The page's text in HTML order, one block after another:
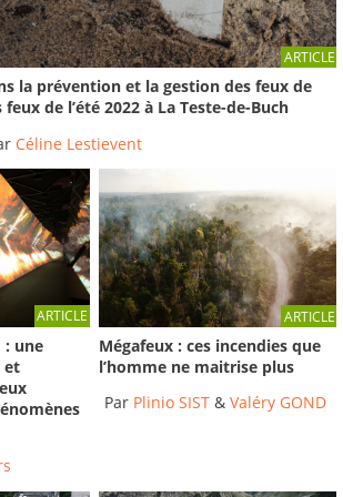
Incendie à La Teste-de-Buch en Gironde :
évacuation des...
Reportage du 14/07/2022
-France 3 Nouvelle-Aquitaine
ARTICLE
la prévention et la gestion des feux de
de l’été 2022 à La Teste-de-Buch
Céline Lestievent
ARTICLE
: une
et
ARTICLE
Mégafeux : ces incendies que
l’homme ne maitrise plus
Par Plinio SIST &Valéry GOND